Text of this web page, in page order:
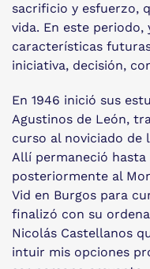
sacrificio y esfuerzo,
vida. En este periodo,
características
iniciativa, decisión,
En 1946 inició sus
Agustinos de León,
curso al noviciado de
Allí permaneció hasta
posteriormente al
Vid en Burgos para
finalizó con su
Nicolás Castellanos
intuir mis opciones